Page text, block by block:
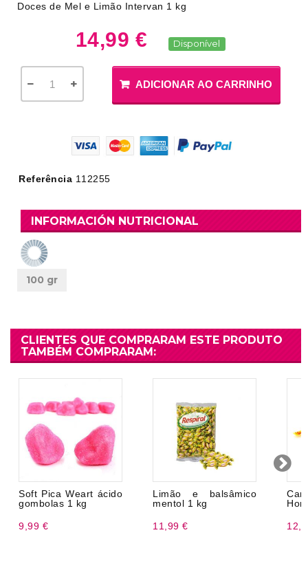
Doces de Mel e Limão Intervan 1 kg
14,99 € Disponível
ADICIONAR AO CARRINHO
Referência 112255
INFORMACIÓN NUTRICIONAL
100 gr
CLIENTES QUE COMPRARAM ESTE PRODUTO
TAMBÉM COMPRARAM:
Soft Pica Weart ácido
gombolas 1 kg
9,99 €
Limão e balsâmico
mentol 1 kg
11,99 €